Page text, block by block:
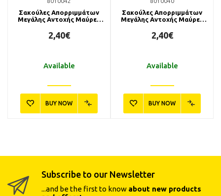
Σακούλες Απορριμμάτων
Μεγάλης Αντοχής Μαύρες
2,40€
Available
BUY NOW
Σακούλες Απορριμμάτων
Μεγάλης Αντοχής Μαύρες
2,40€
Available
BUY NOW
Subscribe to our Newsletter
...and be the first to know about new products